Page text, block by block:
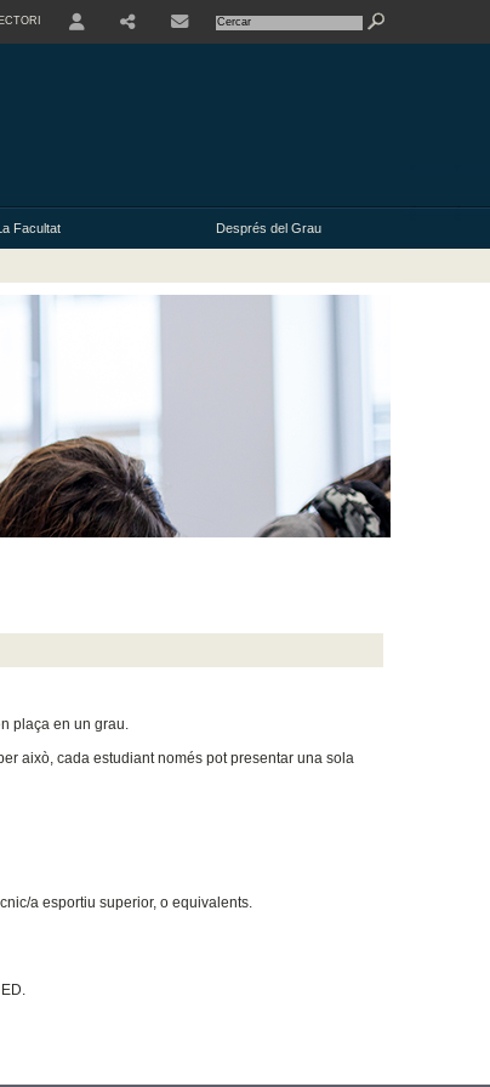
Facultat Després del Grau
plaça en un grau.
això, cada estudiant només pot presentar una sola
a esportiu superior, o equivalents.